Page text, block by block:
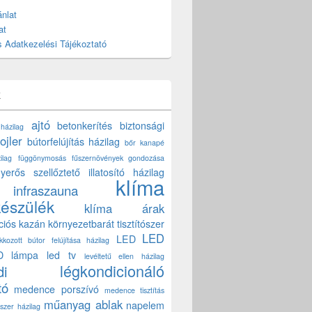
Adatkezelési Tájékoztató
ajtó betonkerítés biztonsági
bútorfelújítás házilag bőr kanapé
függönymosás fűszernövények gondozása
szellőztető illatosító házilag
infraszauna klíma
klíma árak
kazán környezetbarát tisztítószer
bútor felújítása házilag LED LED
lámpa led tv levéltetű ellen házilag
légkondicionáló
medence porszívó medence tisztítás
házilag műanyag ablak napelem